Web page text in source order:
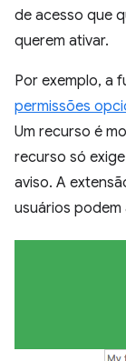
de acesso que
querem ativar.
Por exemplo, a
permissões
Um recurso é
recurso só
aviso. A
usuários